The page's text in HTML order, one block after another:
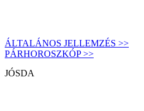
ÁLTALÁNOS JELLEMZÉS >>
PÁRHOROSZKÓP >>
JÓSDA